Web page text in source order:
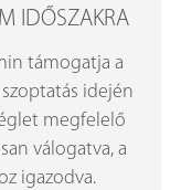
IDŐSZAKRA
támogatja a
szoptatás idején
megfelelő
válogatva, a
igazodva.